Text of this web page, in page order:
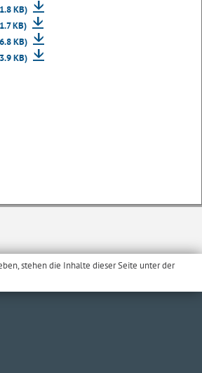
KB)
KB)
KB)
KB)
stehen die Inhalte dieser Seite unter der